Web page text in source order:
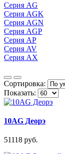
Серия AG
Серия AGK
Серия AGN
Серия AGP
Серия AP
Серия AV
Серия AX
Сортировка:
Показать:
10AG Деорэ
51118 руб.